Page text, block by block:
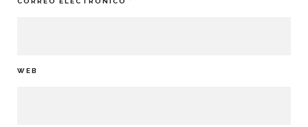
WEB